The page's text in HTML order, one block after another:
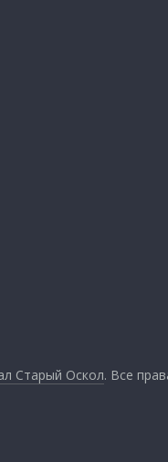
Старый Оскол. Все